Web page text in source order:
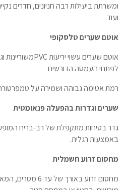
ומשרתת ביעילות רבה חניונים, חדרים
ועוד.
אוטם שערים טלסקופי
אוטם שערים עשוי יריעותPVCמשוריינות
לפתחי העמסה הדורשים
רמת אטימה גבוהה ושמירה על
שערים וגדרות בהפעלה פנאומטית
גדר בטיחות מתקפלת של רב-בריח
באמצעות רגלית.
מחסום זרוע חשמלית
מחסום זרוע